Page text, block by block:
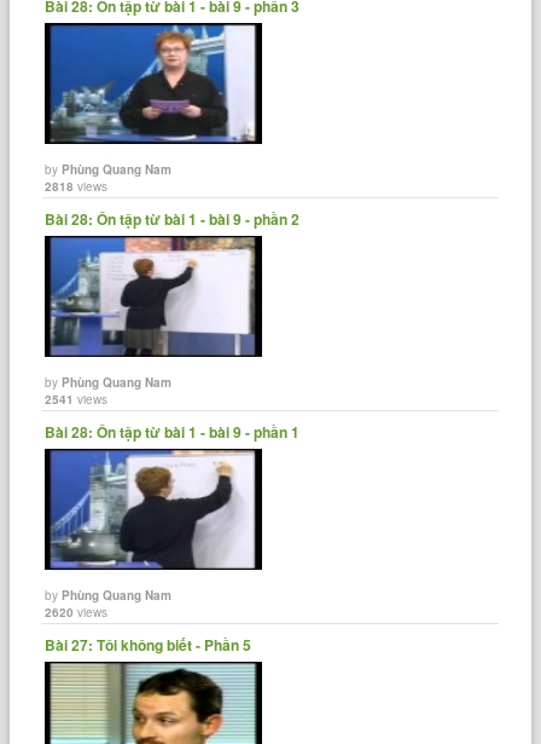
Bài 28: Ôn tập từ bài 1 - bài 9 - phần 3
byPhùng Quang Nam
2818 views
Bài 28: Ôn tập từ bài 1 - bài 9 - phần 2
byPhùng Quang Nam
2541 views
Bài 28: Ôn tập từ bài 1 - bài 9 - phần 1
byPhùng Quang Nam
2620 views
Bài 27: Tôi không biết - Phần 5